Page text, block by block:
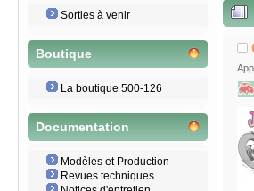
Sorties à venir
Boutique
La boutique 500-126
Documentation
Modèles et Production
Revues techniques